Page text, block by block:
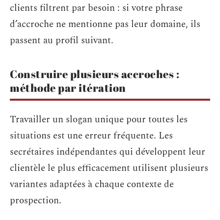
clients filtrent par besoin : si votre phrase
d’accroche ne mentionne pas leur domaine, ils
passent au profil suivant.
Construire plusieurs accroches :
méthode par itération
Travailler un slogan unique pour toutes les
situations est une erreur fréquente. Les
secrétaires indépendantes qui développent leur
clientèle le plus efficacement utilisent plusieurs
variantes adaptées à chaque contexte de
prospection.